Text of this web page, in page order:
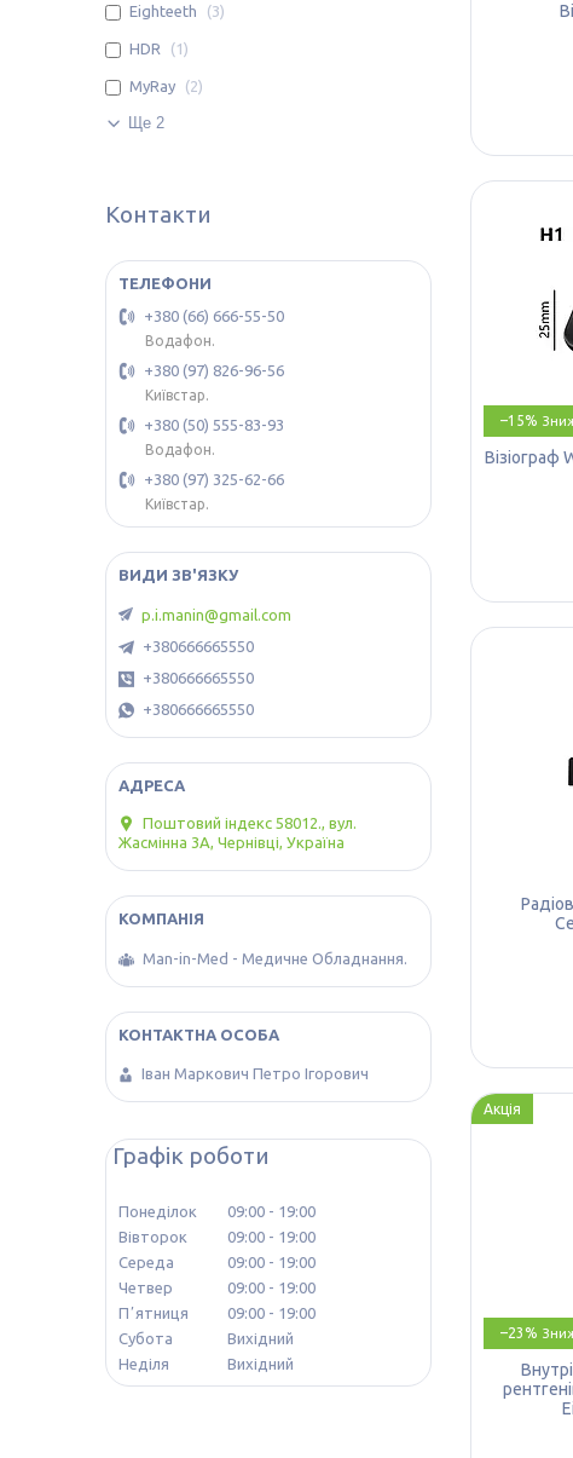
–15%
Візіограф
Акція
–23%
Eighteeth 3
HDR 1
MyRay 2
Ще 2
Контакти
+380 (66) 666-55-50
Водафон.
+380 (97) 826-96-56
Київстар.
+380 (50) 555-83-93
Водафон.
+380 (97) 325-62-66
Київстар.
p.i.manin@gmail.com
+380666665550
+380666665550
+380666665550
Поштовий індекс 58012., вул.
Жасмінна 3А, Чернівці, Україна
Man-in-Med - Медичне Обладнання.
Іван Маркович Петро Ігорович
Графік роботи
Понеділок 09:00
19:00
Вівторок
09:00
19:00
Середа
09:00
19:00
Четвер
09:00
19:00
Пʼятниця
09:00
19:00
Субота
Вихідний
Неділя
Вихідний